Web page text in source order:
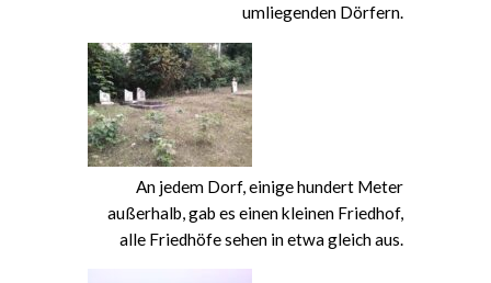
umliegenden Dörfern.
An jedem Dorf, einige hundert Meter
außerhalb, gab es einen kleinen Friedhof,
alle Friedhöfe sehen in etwa gleich aus.